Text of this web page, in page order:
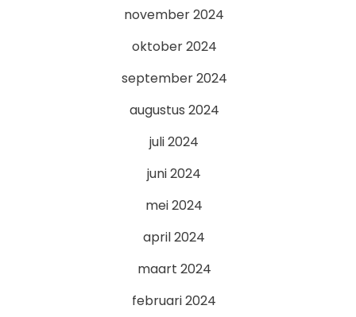
november 2024
oktober 2024
september 2024
augustus 2024
juli 2024
juni 2024
mei 2024
april 2024
maart 2024
februari 2024